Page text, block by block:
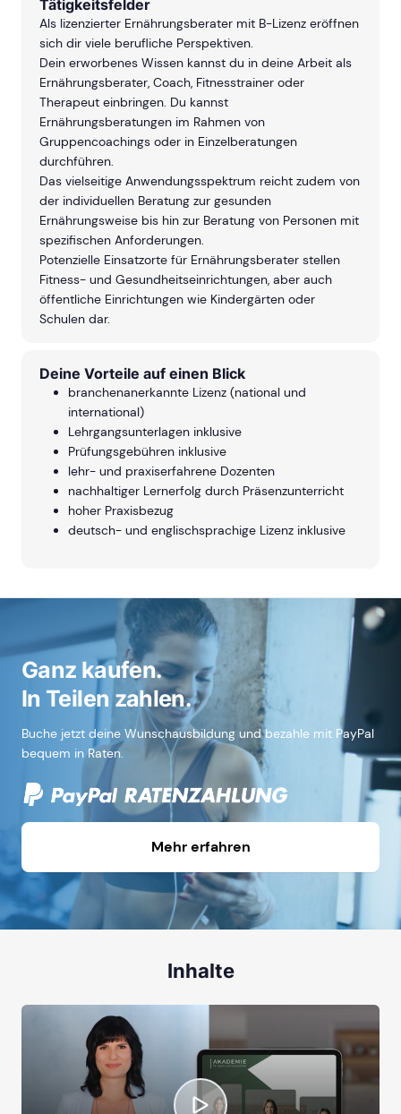
Tätigkeitsfelder
Als lizenzierter Ernährungsberater mit B-Lizenz eröffnen
sich dir viele berufliche Perspektiven.
Dein erworbenes Wissen kannst du in deine Arbeit als
Ernährungsberater, Coach, Fitnesstrainer oder
Therapeut einbringen. Du kannst
Ernährungsberatungen im Rahmen von
Gruppencoachings oder in Einzelberatungen
durchführen.
Das vielseitige Anwendungsspektrum reicht zudem von
der individuellen Beratung zur gesunden
Ernährungsweise bis hin zur Beratung von Personen mit
spezifischen Anforderungen.
Potenzielle Einsatzorte für Ernährungsberater stellen
Fitness- und Gesundheitseinrichtungen, aber auch
öffentliche Einrichtungen wie Kindergärten oder
Schulen dar.
Deine Vorteile auf einen Blick
branchenanerkannte Lizenz (national und
international)
Lehrgangsunterlagen inklusive
Prüfungsgebühren inklusive
lehr- und praxiserfahrene Dozenten
nachhaltiger Lernerfolg durch Präsenzunterricht
hoher Praxisbezug
deutsch- und englischsprachige Lizenz inklusive
Ganz kaufen.
In Teilen zahlen.
Buche jetzt deine Wunschausbildung und bezahle mit PayPal
bequem in Raten.
Mehr erfahren
Inhalte